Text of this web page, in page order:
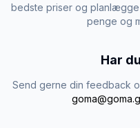
bedste priser og planlægge
penge og
Har
Send gerne din feedback